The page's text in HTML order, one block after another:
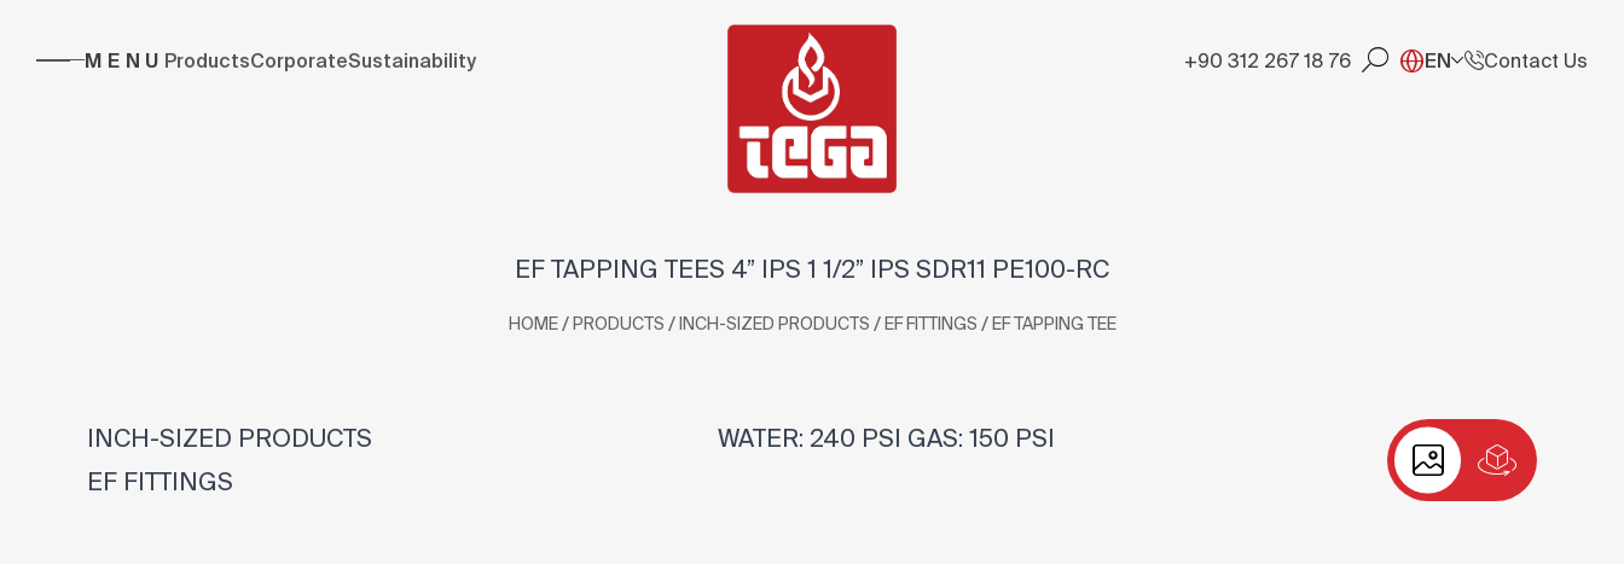
MENU ProductsCorporateSustainability +90 312 267 18 76 EN Contact Us
EF TAPPING TEES 4” IPS 1 1/2” IPS SDR11 PE100-RC
HOME / PRODUCTS / INCH-SIZED PRODUCTS / EF FITTINGS / EF TAPPING TEE
INCH-SIZED PRODUCTS
EF FITTINGS
WATER: 240 PSI GAS: 150 PSI